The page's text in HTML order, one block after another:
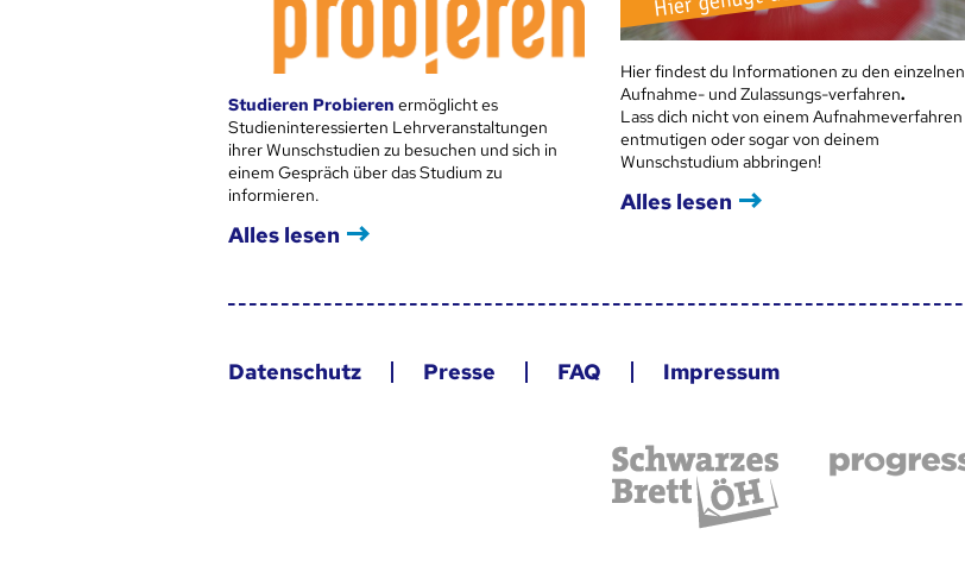
Studieren Probieren ermöglicht es
Studieninteressierten Lehrveranstaltungen
ihrer Wunschstudien zu besuchen und sich in
einem Gespräch über das Studium zu
informieren.
Alles lesen
Hier findest du Informationen zu den einzelnen
Aufnahme- und Zulassungs-verfahren.
Lass dich nicht von einem Aufnahmeverfahren
entmutigen oder sogar von deinem
Wunschstudium abbringen!
Alles lesen
Datenschutz Presse FAQ Impressum